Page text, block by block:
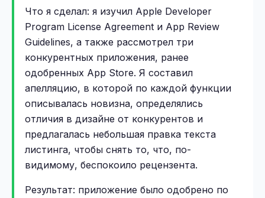
Что я сделал: я изучил Apple Developer
Program License Agreement и App Review
Guidelines, а также рассмотрел три
конкурентных приложения, ранее
одобренных App Store. Я составил
апелляцию, в которой по каждой функции
описывалась новизна, определялись
отличия в дизайне от конкурентов и
предлагалась небольшая правка текста
листинга, чтобы снять то, что, по-
видимому, беспокоило рецензента.
Результат: приложение было одобрено по